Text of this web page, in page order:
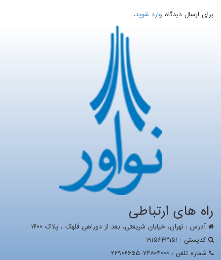
برای ارسال دیدگاه وارد شوید.
راه های ارتباطی
آدرس : تهران، خيابان شریعتی، بعد از دوراهی قلهک ، پلاک ۱۴۰۰
کدپستی : ۱۹۱۵۶۴۳۱۵۱
شماره تلفن : ۷۴۸۰۴۰۰۰-۲۲۹۰۶۶۵۵